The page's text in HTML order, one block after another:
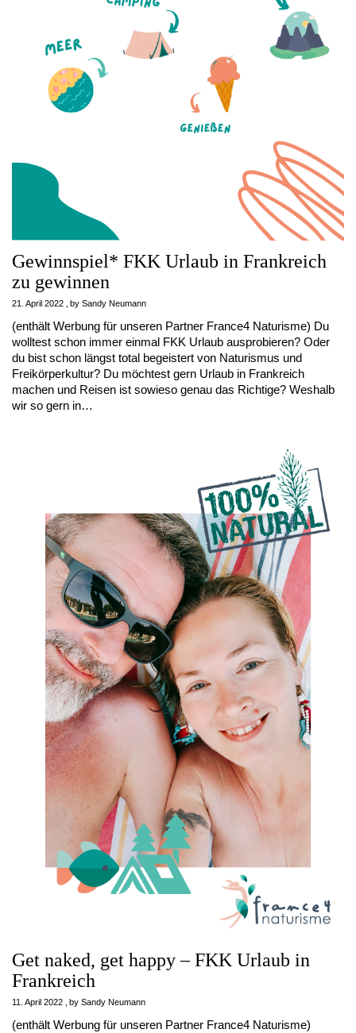
Gewinnspiel* FKK Urlaub in Frankreich
zu gewinnen
21. April 2022 by Sandy Neumann
(enthält Werbung für unseren Partner France4 Naturisme) Du
wolltest schon immer einmal FKK Urlaub ausprobieren? Oder
du bist schon längst total begeistert von Naturismus und
Freikörperkultur? Du möchtest gern Urlaub in Frankreich
machen und Reisen ist sowieso genau das Richtige? Weshalb
wir so gern in…
Get naked, get happy – FKK Urlaub in
Frankreich
11. April 2022 by Sandy Neumann
(enthält Werbung für unseren Partner France4 Naturisme)